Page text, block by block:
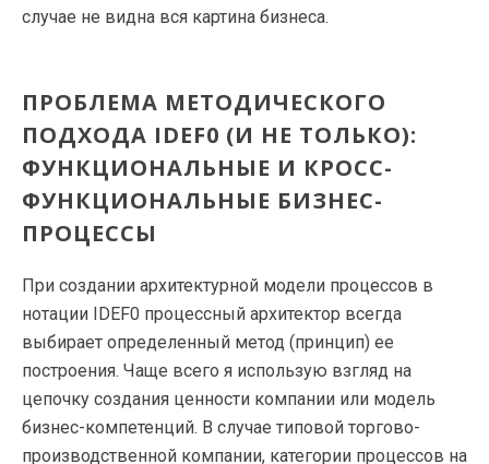
случае не видна вся картина бизнеса.
ПРОБЛЕМА МЕТОДИЧЕСКОГО
ПОДХОДА IDEF0 (И НЕ ТОЛЬКО):
ФУНКЦИОНАЛЬНЫЕ И КРОСС-
ФУНКЦИОНАЛЬНЫЕ БИЗНЕС-
ПРОЦЕССЫ
При создании архитектурной модели процессов в
нотации IDEF0 процессный архитектор всегда
выбирает определенный метод (принцип) ее
построения. Чаще всего я использую взгляд на
цепочку создания ценности компании или модель
бизнес-компетенций. В случае типовой торгово-
производственной компании, категории процессов на